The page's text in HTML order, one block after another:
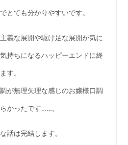
とても分かりやすいです。
義な展開や駆け足な展開が気に
持ちになるハッピーエンドに終
す。
が無理矢理な感じのお嬢様口調
かったです……。
話は完結します。